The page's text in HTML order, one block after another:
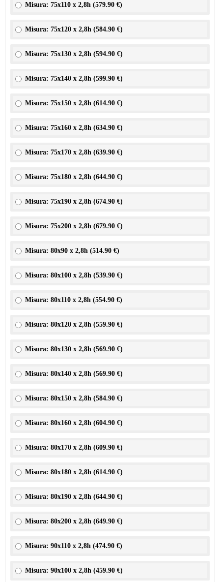
Misura: 75x110 x 2,8h (579.90 €)
Misura: 75x120 x 2,8h (584.90 €)
Misura: 75x130 x 2,8h (594.90 €)
Misura: 75x140 x 2,8h (599.90 €)
Misura: 75x150 x 2,8h (614.90 €)
Misura: 75x160 x 2,8h (634.90 €)
Misura: 75x170 x 2,8h (639.90 €)
Misura: 75x180 x 2,8h (644.90 €)
Misura: 75x190 x 2,8h (674.90 €)
Misura: 75x200 x 2,8h (679.90 €)
Misura: 80x90 x 2,8h (514.90 €)
Misura: 80x100 x 2,8h (539.90 €)
Misura: 80x110 x 2,8h (554.90 €)
Misura: 80x120 x 2,8h (559.90 €)
Misura: 80x130 x 2,8h (569.90 €)
Misura: 80x140 x 2,8h (569.90 €)
Misura: 80x150 x 2,8h (584.90 €)
Misura: 80x160 x 2,8h (604.90 €)
Misura: 80x170 x 2,8h (609.90 €)
Misura: 80x180 x 2,8h (614.90 €)
Misura: 80x190 x 2,8h (644.90 €)
Misura: 80x200 x 2,8h (649.90 €)
Misura: 90x110 x 2,8h (474.90 €)
Misura: 90x100 x 2,8h (459.90 €)